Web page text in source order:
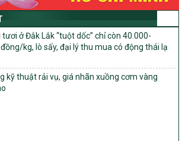
và Môi trường
2026/QĐ-TTg
Bộ tiêu chí và quy trình đánh giá, phân hạng
sản phẩm
tự, thủ tục, hồ sơ xét, công nhận, công bố
công nhận xã đạt chuẩn nông thôn mới, xã
đại và tỉnh, thành phố hoàn thành nhiệm
mới giai đoạn 2026 – 2030
2026/QĐ-TTg
tươi ở Đắk Lắk “tuột dốc” chỉ còn 40.000-
kg, lò sấy, đại lý thu mua có động thái lạ
kỹ thuật rải vụ, giá nhãn xuồng cơm vàng